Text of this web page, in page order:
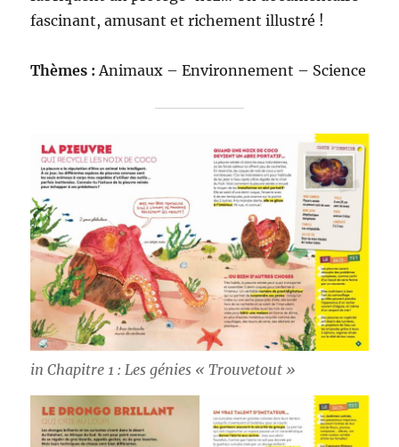
fascinant, amusant et richement illustré !
Thèmes :Animaux – Environnement – Science
in Chapitre 1 : Les génies « Trouvetout »